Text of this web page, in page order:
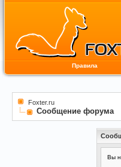
Правила
Foxter.ru
Сообщение форума
Вы